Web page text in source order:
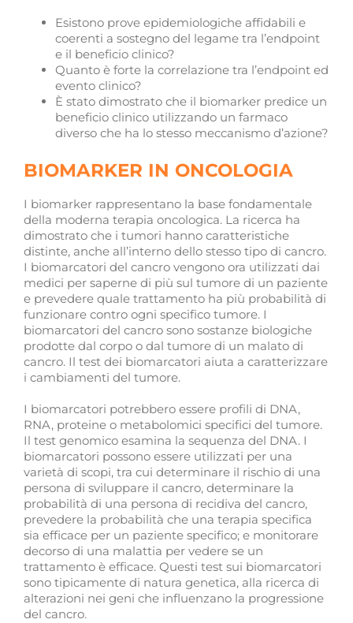
Esistono prove epidemiologiche affidabili e
coerenti a sostegno del legame tra l’endpoint
e il beneficio clinico?
Quanto è forte la correlazione tra l’endpoint ed
evento clinico?
È stato dimostrato che il biomarker predice un
beneficio clinico utilizzando un farmaco
diverso che ha lo stesso meccanismo d’azione?
BIOMARKER IN ONCOLOGIA
I biomarker rappresentano la base fondamentale
della moderna terapia oncologica. La ricerca ha
dimostrato che i tumori hanno caratteristiche
distinte, anche all’interno dello stesso tipo di cancro.
I biomarcatori del cancro vengono ora utilizzati dai
medici per saperne di più sul tumore di un paziente
e prevedere quale trattamento ha più probabilità di
funzionare contro ogni specifico tumore. I
biomarcatori del cancro sono sostanze biologiche
prodotte dal corpo o dal tumore di un malato di
cancro. Il test dei biomarcatori aiuta a caratterizzare
i cambiamenti del tumore.
I biomarcatori potrebbero essere profili di DNA,
RNA, proteine o metabolomici specifici del tumore.
Il test genomico esamina la sequenza del DNA. I
biomarcatori possono essere utilizzati per una
varietà di scopi, tra cui determinare il rischio di una
persona di sviluppare il cancro, determinare la
probabilità di una persona di recidiva del cancro,
prevedere la probabilità che una terapia specifica
sia efficace per un paziente specifico; e monitorare
decorso di una malattia per vedere se un
trattamento è efficace. Questi test sui biomarcatori
sono tipicamente di natura genetica, alla ricerca di
alterazioni nei geni che influenzano la progressione
del cancro.